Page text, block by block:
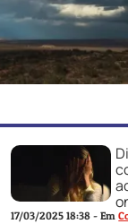
17/03/2025 18:38 - Em